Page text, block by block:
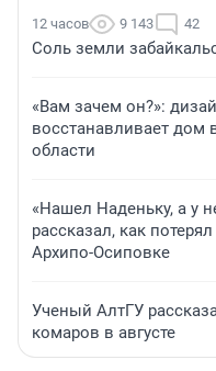
12 часов 9 143 42
Соль земли
«Вам зачем он?»:
восстанавливает дом
области
«Нашел Наденьку, а у
рассказал, как
Архипо-Осиповке
Ученый АлтГУ
комаров в августе